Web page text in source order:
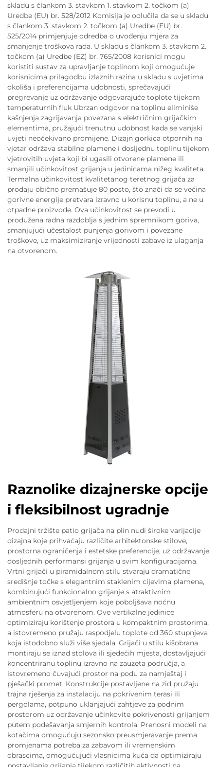
skladu s člankom 3. stavkom 1. stavkom 2. točkom (a)
Uredbe (EU) br. 528/2012 Komisija je odlučila da se u skladu
s člankom 3. stavkom 2. točkom (a) Uredbe (EU) br.
525/2014 primjenjuje odredba o uvođenju mjera za
smanjenje troškova rada. U skladu s člankom 3. stavkom 2.
točkom (a) Uredbe (EZ) br. 765/2008 korisnici mogu
koristiti sustav za upravljanje toplinom koji omogućuje
korisnicima prilagodbu izlaznih razina u skladu s uvjetima
okoliša i preferencijama udobnosti, sprečavajući
pregrevanje uz održavanje odgovarajuće toplote tijekom
temperaturnih fluk Ubrzan odgovor na toplinu eliminiše
kašnjenja zagrijavanja povezana s električnim grijačkim
elementima, pružajući trenutnu udobnost kada se vanjski
uvjeti neočekivano promijene. Dizajn gorkica otpornih na
vjetar održava stabilne plamene i dosljednu toplinu tijekom
vjetrovitih uvjeta koji bi ugasili otvorene plamene ili
smanjili učinkovitost grijanja u jedinicama nižeg kvaliteta.
Termalna učinkovitost kvalitetanog teretnog grijača za
prodaju obično premašuje 80 posto, što znači da se većina
gorivne energije pretvara izravno u korisnu toplinu, a ne u
otpadne proizvode. Ova učinkovitost se prevodi u
produžena radna razdoblja s jednim spremnikom goriva,
smanjujući učestalost punjenja gorivom i povezane
troškove, uz maksimiziranje vrijednosti zabave iz ulaganja
na otvorenom.
Raznolike dizajnerske opcije
i fleksibilnost ugradnje
Prodajni tržište patio grijača na plin nudi široke varijacije
dizajna koje prihvaćaju različite arhitektonske stilove,
prostorna ograničenja i estetske preferencije, uz održavanje
dosljednih performansi grijanja u svim konfiguracijama.
Vrtni grijači u piramidalnom stilu stvaraju dramatične
središnje točke s elegantnim staklenim cijevima plamena,
kombinujući funkcionalno grijanje s atraktivnim
ambientnim osvjetljenjem koje poboljšava noćnu
atmosferu na otvorenom. Ove vertikalne jedinice
optimiziraju korištenje prostora u kompaktnim prostorima,
a istovremeno pružaju raspodjelu toplote od 360 stupnjeva
koja istodobno služi više sjedala. Grijači u stilu kišobrana
montiraju se iznad stolova ili sjedećih mjesta, dostavljajući
koncentriranu toplinu izravno na zauzeta područja, a
istovremeno čuvajući prostor na podu za namještaj i
pješački promet. Konstrukcije postavljene na zid pružaju
trajna rješenja za instalaciju na pokrivenim terasi ili
pergolama, potpuno uklanjajući zahtjeve za podnim
prostorom uz održavanje učinkovite pokrivenosti grijanjem
putem podešavanja smjernih kontrola. Prenosni modeli na
kotačima omogućuju sezonsko preusmjeravanje prema
promjenama potreba za zabavom ili vremenskim
obrascima, omogućujući vlasnicima kuća da optimiziraju